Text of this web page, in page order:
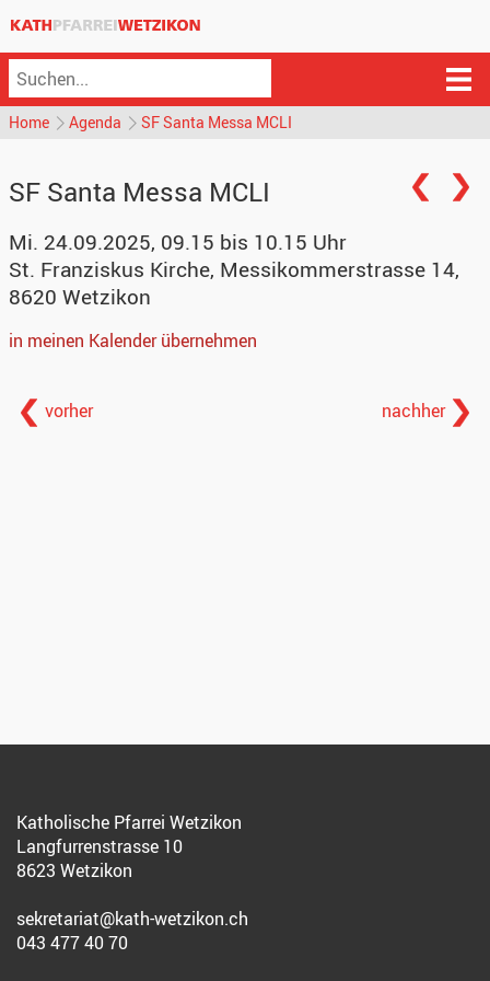
Home Agenda SF Santa Messa MCLI
SF Santa Messa MCLI
Mi. 24.09.2025, 09.15 bis 10.15 Uhr
St. Franziskus Kirche, Messikommerstrasse 14,
8620 Wetzikon
in meinen Kalender übernehmen
vorher nachher
Katholische Pfarrei Wetzikon
Langfurrenstrasse 10
8623 Wetzikon
sekretariat@kath-wetzikon.ch
043 477 40 70